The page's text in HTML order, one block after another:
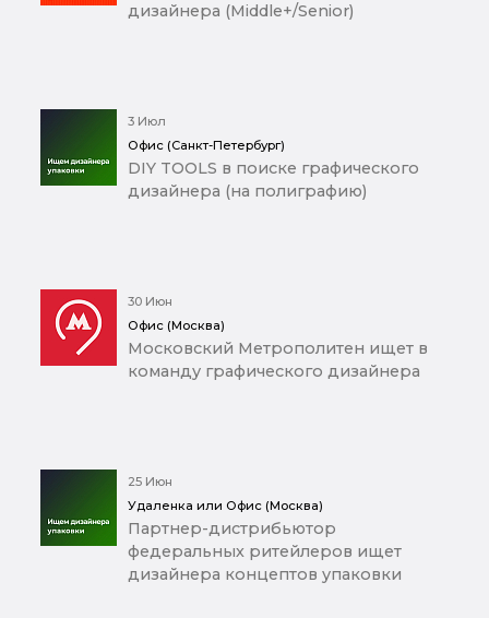
дизайнера (Middle+/Senior)
3 Июл
Офис (Санкт-Петербург)
DIY TOOLS в поиске графического
дизайнера (на полиграфию)
30 Июн
Офис (Москва)
Московский Метрополитен ищет в
команду графического дизайнера
25 Июн
Удаленка или Офис (Москва)
Партнер-дистрибьютор
федеральных ритейлеров ищет
дизайнера концептов упаковки